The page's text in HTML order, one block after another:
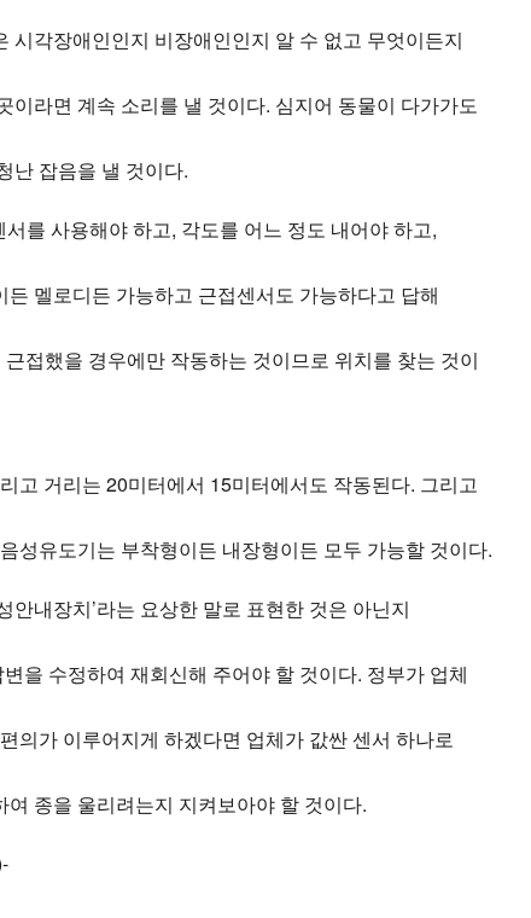
각장애인인지 비장애인인지 알 수 없고 무엇이든지
라면 계속 소리를 낼 것이다. 심지어 동물이 다가가도
난 잡음을 낼 것이다.
를 사용해야 하고, 각도를 어느 정도 내어야 하고,
멜로디든 가능하고 근접센서도 가능하다고 답해
접했을 경우에만 작동하는 것이므로 위치를 찾는 것이
고 거리는 20미터에서 15미터에서도 작동된다. 그리고
성유도기는 부착형이든 내장형이든 모두 가능할 것이다.
안내장치’라는 요상한 말로 표현한 것은 아닌지
을 수정하여 재회신해 주어야 할 것이다. 정부가 업체
의가 이루어지게 하겠다면 업체가 값싼 센서 하나로
종을 울리려는지 지켜보아야 할 것이다.